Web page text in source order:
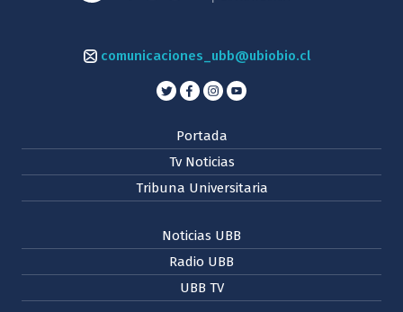
comunicaciones_ubb@ubiobio.cl
Portada
Tv Noticias
Tribuna Universitaria
Noticias UBB
Radio UBB
UBB TV